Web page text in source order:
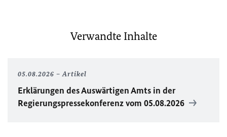
Verwandte Inhalte
05.08.2026 Artikel
Erklärungen des Auswärtigen Amts in der
Regierungspressekonferenz vom 05.08.2026